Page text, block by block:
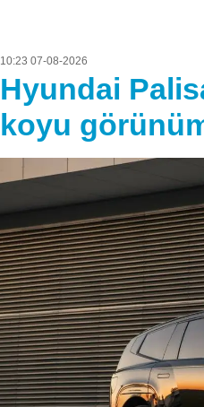
10:23 07-08-2026
Hyundai
koyu